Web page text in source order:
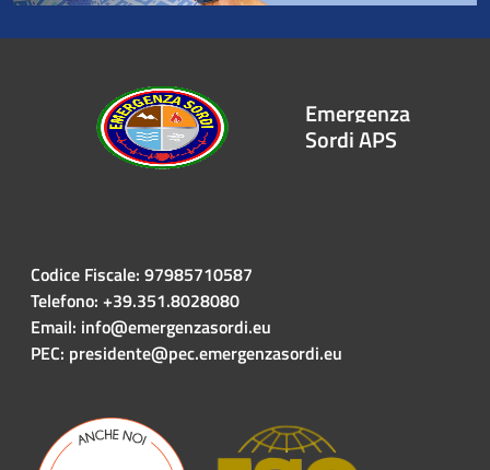
Emergenza
Sordi APS
Codice Fiscale: 97985710587
Telefono: +39.351.8028080
Email: info@emergenzasordi.eu
PEC: presidente@pec.emergenzasordi.eu